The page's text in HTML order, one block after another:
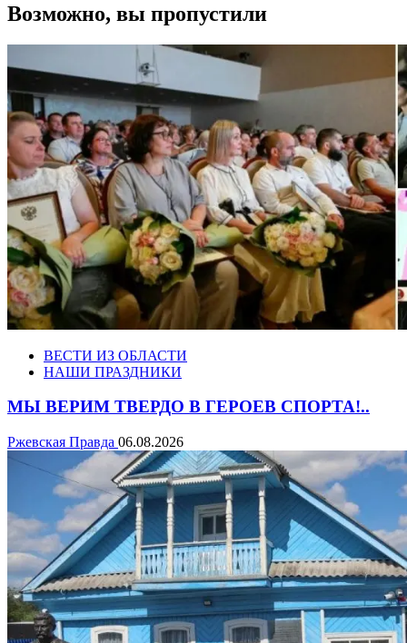
Возможно, вы пропустили
ВЕСТИ ИЗ ОБЛАСТИ
НАШИ ПРАЗДНИКИ
МЫ ВЕРИМ ТВЕРДО В ГЕРОЕВ СПОРТА!..
Ржевская Правда 06.08.2026